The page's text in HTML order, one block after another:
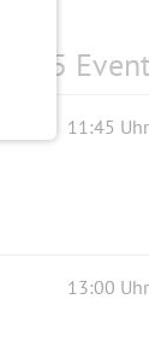
5
11:45 Uhr
13:00 Uhr